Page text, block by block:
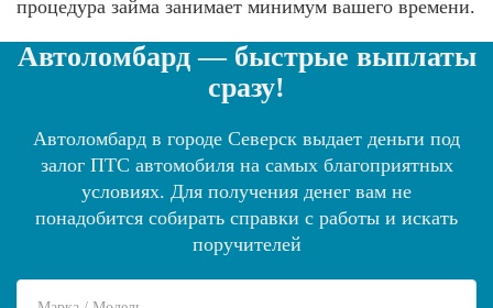
процедура займа занимает минимум вашего времени.
Автоломбард — быстрые выплаты
сразу!
Автоломбард в городе Северск выдает деньги под
залог ПТС автомобиля на самых благоприятных
условиях. Для получения денег вам не
понадобится собирать справки с работы и искать
поручителей